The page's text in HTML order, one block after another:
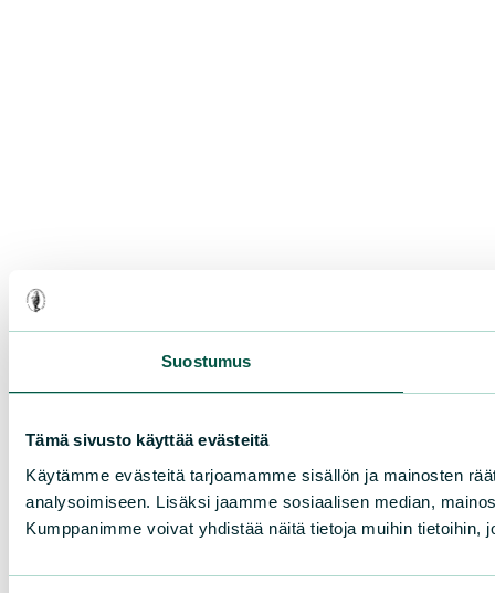
Suostumus
Tämä sivusto käyttää evästeitä
Käytämme evästeitä tarjoamamme sisällön ja mainosten
analysoimiseen. Lisäksi jaamme sosiaalisen median,
Kumppanimme voivat yhdistää näitä tietoja muihin tietoihin,